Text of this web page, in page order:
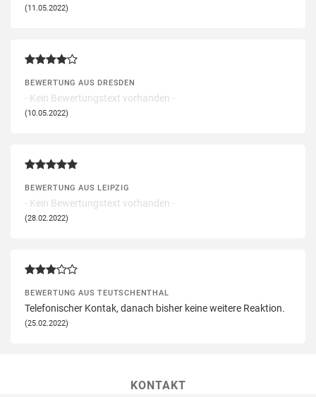
(11.05.2022)
BEWERTUNG AUS DRESDEN
- Kein Bewertungstext vorhanden -
(10.05.2022)
BEWERTUNG AUS LEIPZIG
- Kein Bewertungstext vorhanden -
(28.02.2022)
BEWERTUNG AUS TEUTSCHENTHAL
Telefonischer Kontak, danach bisher keine weitere Reaktion.
(25.02.2022)
KONTAKT